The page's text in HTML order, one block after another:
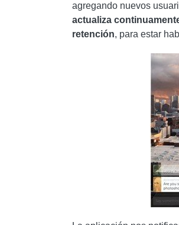
agregando nuevos
actualiza
retención, para estar